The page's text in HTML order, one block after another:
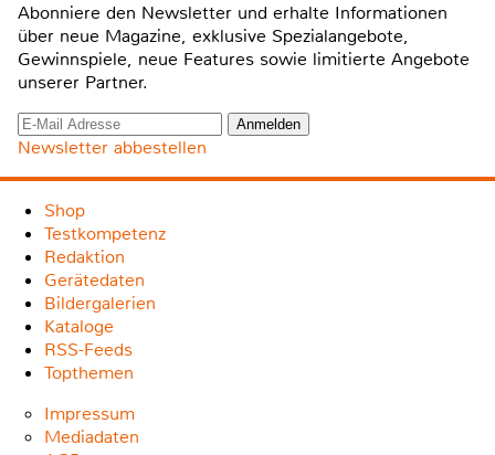
Abonniere den Newsletter und erhalte Informationen
über neue Magazine, exklusive Spezialangebote,
Gewinnspiele, neue Features sowie limitierte Angebote
unserer Partner.
Newsletter abbestellen
Shop
Testkompetenz
Redaktion
Gerätedaten
Bildergalerien
Kataloge
RSS-Feeds
Topthemen
Impressum
Mediadaten